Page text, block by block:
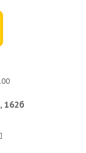
162б